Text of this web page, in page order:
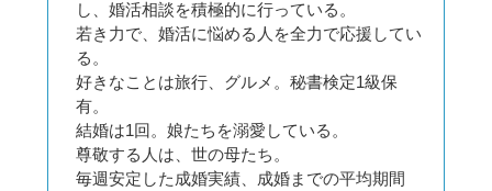
し、婚活相談を積極的に行っている。
若き力で、婚活に悩める人を全力で応援してい
る。
好きなことは旅行、グルメ。秘書検定1級保
有。
結婚は1回。娘たちを溺愛している。
尊敬する人は、世の母たち。
毎週安定した成婚実績、成婚までの平均期間